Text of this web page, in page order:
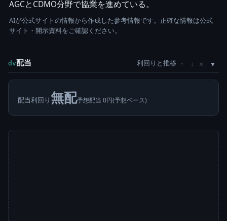
AGCとCDMO分野で協業を進めている。
AIが公式サイトの情報から作成した参考情報です。正確な情報は公式
サイト・開示資料をご確認ください。
dv配当 利回りと推移 ↑ ↓ ×
配当利回り無配予想配当 0円(予想ベース)